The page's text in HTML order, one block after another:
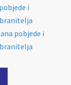
i
pobjede i